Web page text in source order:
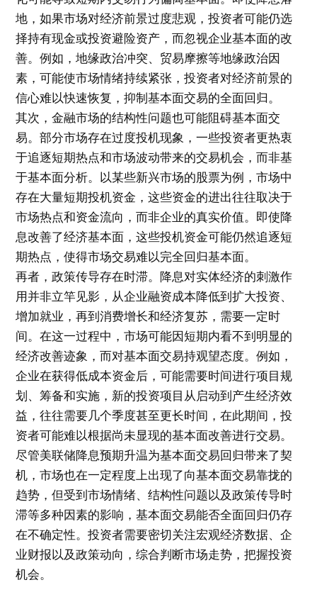
地，如果市场对经济前景过度悲观，投资者可能仍选
择持有现金或投资避险资产，而忽视企业基本面的改
善。例如，地缘政治冲突、贸易摩擦等地缘政治因
素，可能使市场情绪持续紧张，投资者对经济前景的
信心难以快速恢复，抑制基本面交易的全面回归。
其次，金融市场的结构性问题也可能阻碍基本面交
易。部分市场存在过度投机现象，一些投资者更热衷
于追逐短期热点和市场波动带来的交易机会，而非基
于基本面分析。以某些新兴市场的股票为例，市场中
存在大量短期投机资金，这些资金的进出往往取决于
市场热点和资金流向，而非企业的真实价值。即使降
息改善了经济基本面，这些投机资金可能仍然追逐短
期热点，使得市场交易难以完全回归基本面。
再者，政策传导存在时滞。降息对实体经济的刺激作
用并非立竿见影，从企业融资成本降低到扩大投资、
增加就业，再到消费增长和经济复苏，需要一定时
间。在这一过程中，市场可能因短期内看不到明显的
经济改善迹象，而对基本面交易持观望态度。例如，
企业在获得低成本资金后，可能需要时间进行项目规
划、筹备和实施，新的投资项目从启动到产生经济效
益，往往需要几个季度甚至更长时间，在此期间，投
资者可能难以根据尚未显现的基本面改善进行交易。
尽管美联储降息预期升温为基本面交易回归带来了契
机，市场也在一定程度上出现了向基本面交易靠拢的
趋势，但受到市场情绪、结构性问题以及政策传导时
滞等多种因素的影响，基本面交易能否全面回归仍存
在不确定性。投资者需要密切关注宏观经济数据、企
业财报以及政策动向，综合判断市场走势，把握投资
机会。